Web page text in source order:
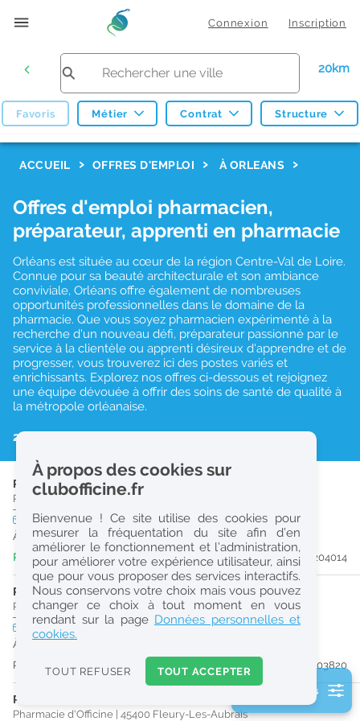
Connexion Inscription
20km
Favoris Métier Contrat Structure
Réinitialiser
0
k
m
Consulter les offres de la France d'outre-mer
ACCUEIL OFFRES D'EMPLOI À ORLEANS
Offres d'emploi pharmacien,
préparateur, apprenti en pharmacie
Orléans est située au cœur de la région Centre-Val de Loire.
Connue pour sa beauté architecturale et son ambiance
conviviale, Orléans offre également de nombreuses
opportunités professionnelles dans le domaine de la
pharmacie. Que vous soyez pharmacien expérimenté à la
recherche d'un nouveau défi, préparateur passionné par le
service à la clientèle ou apprenti désireux d'apprendre et de
progresser, vous trouverez ici des postes variés et
enrichissants. Explorez nos offres ci-dessous et rejoignez
une équipe dévouée à offrir des soins de santé de qualité à
la métropole orléanaise.
23 résultats
PHARMACIEN (H/F)
Pharmacie d'Officine |45240
CDItemps plein
À partir du 30/09/26
Publiée il y a 4 jour(s)
#204014
PHARMACIEN (H/F)
Pharmacie d'Officine|45520Chevilly
temps plein
À partir du 31/08/26
Publiée il y a 8 jour(s)
#203820
PRÉPARATEUR EN PHARMACIE (H/F)
Pharmacie d'Officine 45400 Fleury-Les-Aubrais
2 filtre(s) actifs
À propos des cookies sur
clubofficine.fr
Bienvenue ! Ce site utilise des cookies pour
mesurer la fréquentation du site afin d’en
améliorer le fonctionnement et l’administration,
pour améliorer votre expérience utilisateur, ainsi
que pour vous proposer des services interactifs.
Nous conservons votre choix mais vous pouvez
changer ce choix à tout moment en vous
rendant sur la page Données personnelles et
cookies.
TOUT REFUSER TOUT ACCEPTER